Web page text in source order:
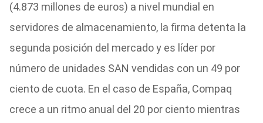
(4.873 millones de euros) a nivel mundial en
servidores de almacenamiento, la firma detenta la
segunda posición del mercado y es líder por
número de unidades SAN vendidas con un 49 por
ciento de cuota. En el caso de España, Compaq
crece a un ritmo anual del 20 por ciento mientras